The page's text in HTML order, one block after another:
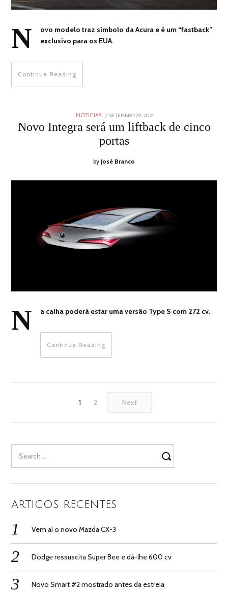
N
ovo modelo traz símbolo da Acura e é um “fastback”
exclusivo para os EUA.
Continue Reading
NOTICIAS
POSTED
SETEMBRO 29, 2021
29,
2021
Novo Integra será um liftback de cinco
portas
by José Branco
N a calha poderá estar uma versão Type S com 272 cv.
Continue Reading
1 2 Next
for:
ARTIGOS RECENTES
Vem aí o novo Mazda CX-3
Dodge ressuscita Super Bee e dá-lhe 600 cv
Novo Smart #2 mostrado antes da estreia